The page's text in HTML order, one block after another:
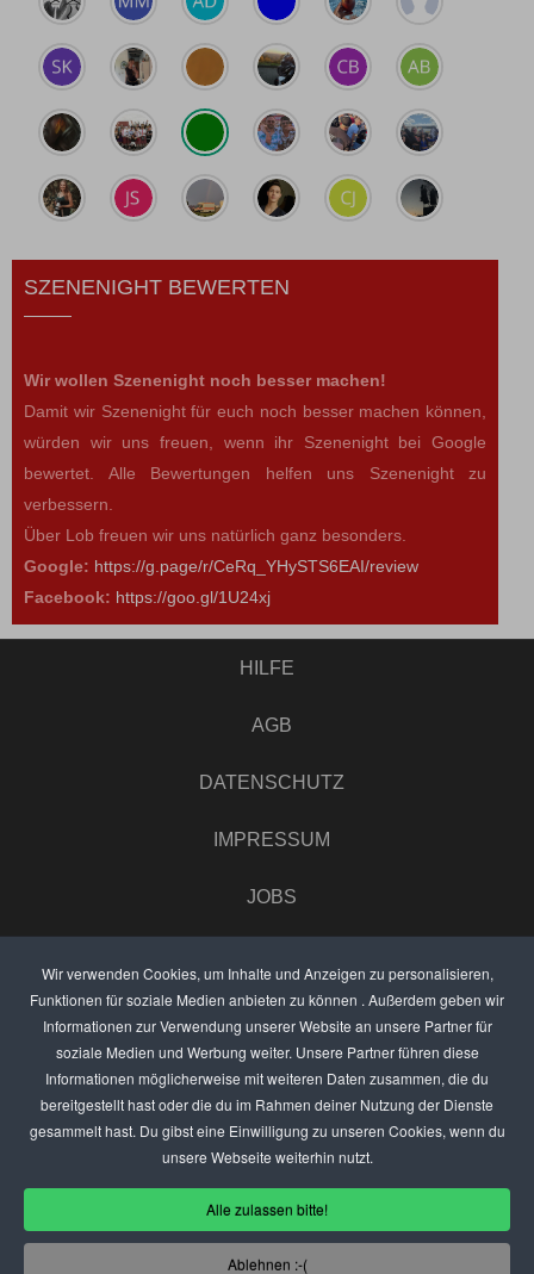
Wir verwenden Cookies, um Inhalte und Anzeigen zu personalisieren,
Funktionen für soziale Medien anbieten zu können . Außerdem geben wir
Informationen zur Verwendung unserer Website an unsere Partner für
soziale Medien und Werbung weiter. Unsere Partner führen diese
Informationen möglicherweise mit weiteren Daten zusammen, die du
bereitgestellt hast oder die du im Rahmen deiner Nutzung der Dienste
gesammelt hast. Du gibst eine Einwilligung zu unseren Cookies, wenn du
unsere Webseite weiterhin nutzt.
Alle zulassen bitte!
Ablehnen :-(
SZENENIGHT BEWERTEN
Wir wollen Szenenight noch besser machen!
Damit wir Szenenight für euch noch besser machen können,
würden wir uns freuen, wenn ihr Szenenight bei Google
bewertet. Alle Bewertungen helfen uns Szenenight zu
verbessern.
Über Lob freuen wir uns natürlich ganz besonders.
Google: https://g.page/r/CeRq_YHySTS6EAI/review
Facebook: https://goo.gl/1U24xj
HILFE
AGB
DATENSCHUTZ
IMPRESSUM
JOBS
ANZEIGEN PREISE
BEWERTET UNS
KONTAKT
DEIN LOKAL VORSTELLEN